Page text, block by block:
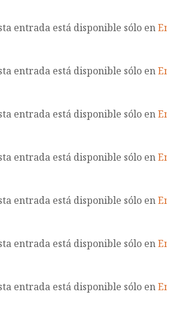
entrada está disponible sólo en
entrada está disponible sólo en
entrada está disponible sólo en
entrada está disponible sólo en
entrada está disponible sólo en
entrada está disponible sólo en
entrada está disponible sólo en